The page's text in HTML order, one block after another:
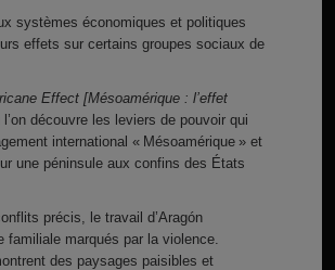
systèmes économiques et politiques
effets sur certains groupes sociaux de
Effect [Mésoamérique : l’effet
découvre les leviers de pouvoir qui
international « Mésoamérique » et
une péninsule aux confins des États
précis, le travail d’Aragón
familiale marqués par la violence.
des paysages paisibles et